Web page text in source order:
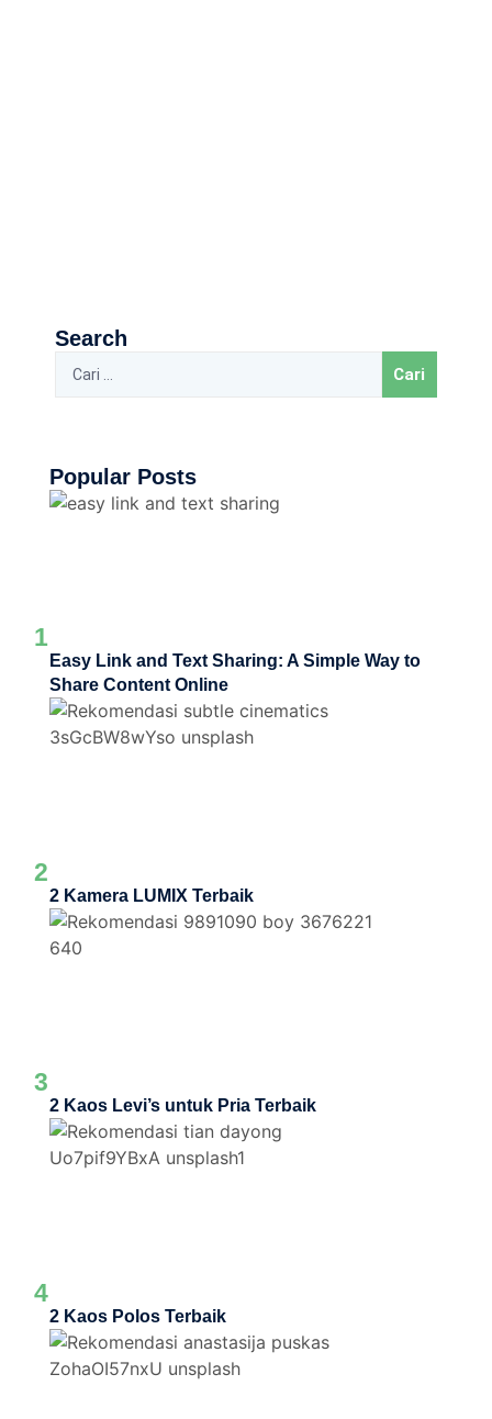
Search
Popular Posts
1
Easy Link and Text Sharing: A Simple Way to
Share Content Online
2
2 Kamera LUMIX Terbaik
3
2 Kaos Levi’s untuk Pria Terbaik
4
2 Kaos Polos Terbaik